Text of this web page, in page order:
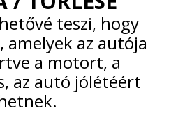
teszi, hogy
amelyek az autója
a motort, a
az autó jólétéért